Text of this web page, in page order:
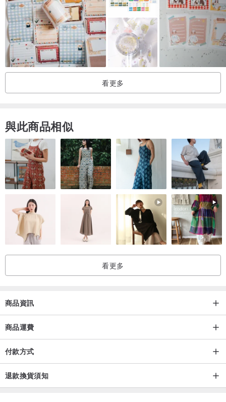
看更多
與此商品相似
看更多
商品資訊
商品運費
付款方式
退款換貨須知